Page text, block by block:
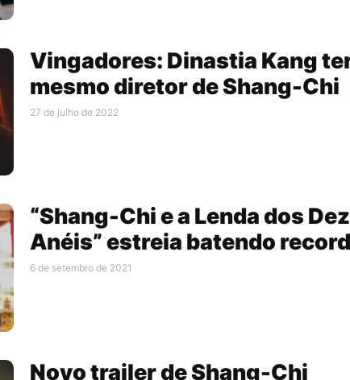
Vingadores: Dinastia Kang
mesmo diretor de Shang-Chi
27 de julho de 2022
“Shang-Chi e a Lenda dos Dez
Anéis” estreia batendo
6 de setembro de 2021
Novo trailer de Shang-Chi